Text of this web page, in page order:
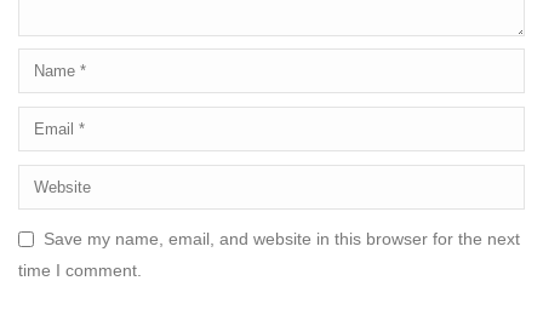
Save my name, email, and website in this browser for the next
time I comment.